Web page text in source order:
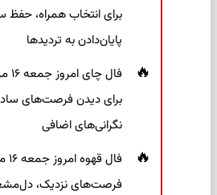
برای انتخاب همراه،
پایان‌دادن به تردیدها
برای دیدن فرصت‌های
نگرانی‌های اضافی
فرصت‌های نزدیک،